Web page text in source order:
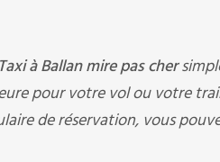
Taxi à Ballan mire pas cher
pour votre vol ou votre
de réservation, vous